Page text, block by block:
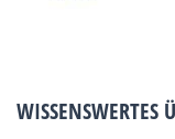
WISSENSWERTES